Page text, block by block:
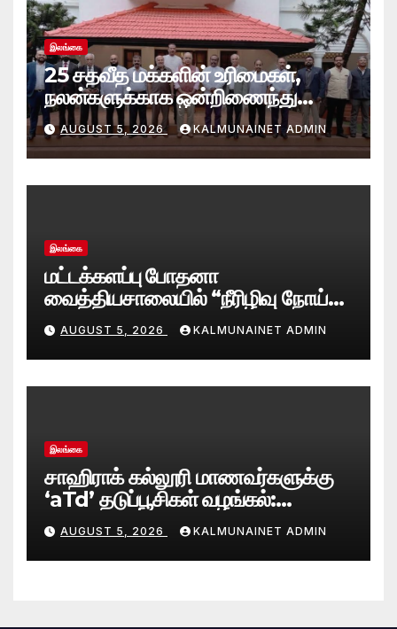
இலங்கை
25 சதவீத மக்களின் உரிமைகள்,
நலன்களுக்காக ஒன்றிணைந்து
செயற்படவே புதிய பேரவை; இந்திய
உயர்ஸ்தானிகரிடம் எடுத்துரைப்பு.!
AUGUST 5, 2026 KALMUNAINET ADMIN
இலங்கை
மட்டக்களப்பு போதனா
வைத்தியசாலையில் “நீரிழிவு நோய்
மீள்நிலை (Diabetes Remission)
கிளினிக்” வெற்றிகரமாக ஆரம்பம்
AUGUST 5, 2026 KALMUNAINET ADMIN
இலங்கை
சாஹிராக் கல்லூரி மாணவர்களுக்கு
‘aTd’ தடுப்பூசிகள் வழங்கல்:
சாய்ந்தமருது சுகாதார வைத்திய
அதிகாரி பணிமனை நடவடிக்கை!
AUGUST 5, 2026 KALMUNAINET ADMIN